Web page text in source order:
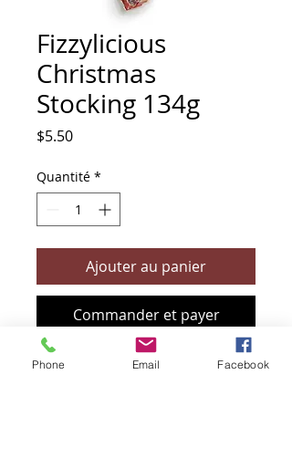
Fizzylicious
Christmas
Stocking 134g
$5.50Prix
Quantité *
Ajouter au panier
Commander et payer
Phone Email Facebook